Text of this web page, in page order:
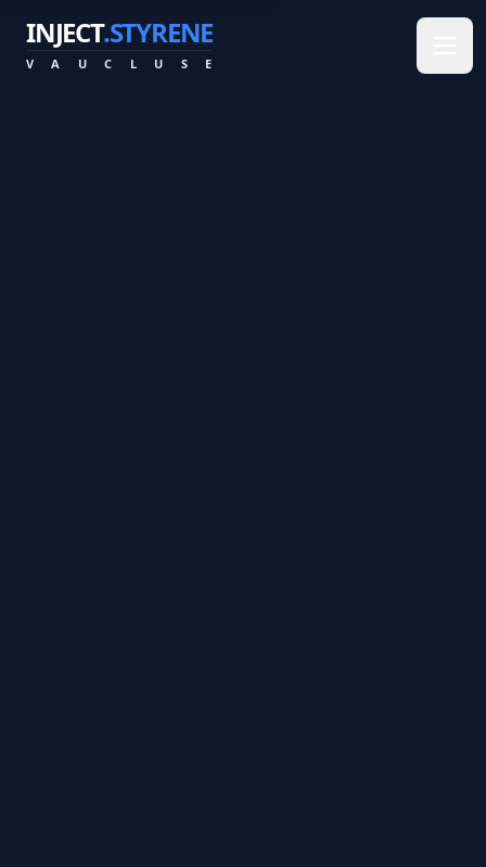
INJECT.STYRENE
V A U C L U S E